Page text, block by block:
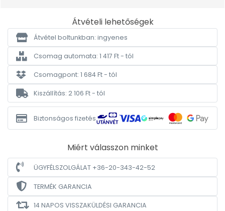
Átvételi lehetőségek
Átvétel boltunkban: ingyenes
Csomag automata: 1 417 Ft - tól
Csomagpont: 1 684 Ft - tól
Kiszállítás: 2 106 Ft - tól
Biztonságos fizetés
Miért válasszon minket
ÜGYFÉLSZOLGÁLAT +36-20-343-42-52
TERMÉK GARANCIA
14 NAPOS VISSZAKÜLDÉSI GARANCIA